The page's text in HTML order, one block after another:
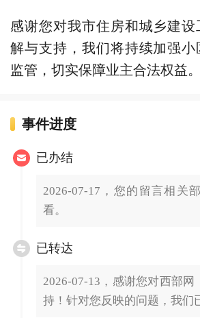
感谢您对我市住房和城乡建
解与支持，我们将持续加强
监管，切实保障业主合法
事件进度
已办结
2026-07-17，您的留言相关
看。
已转达
2026-07-13，感谢您对西部网
持！针对您反映的问题，我们